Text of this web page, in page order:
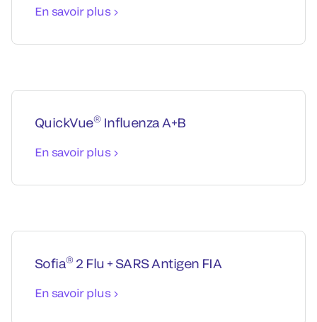
En savoir plus
QuickVue® Influenza A+B
En savoir plus
Sofia® 2 Flu + SARS Antigen FIA
En savoir plus